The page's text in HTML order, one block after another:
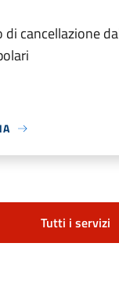
cancellazione
Tutti i servizi